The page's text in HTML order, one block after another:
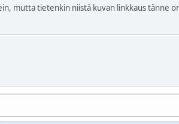
mutta tietenkin niistä kuvan linkkaus tänne